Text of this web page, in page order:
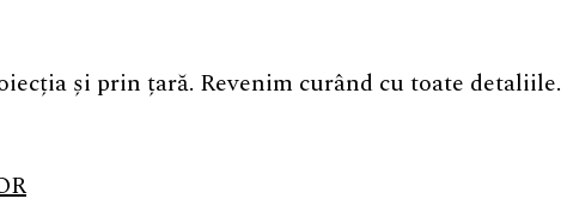
și prin țară. Revenim curând cu toate detaliile.